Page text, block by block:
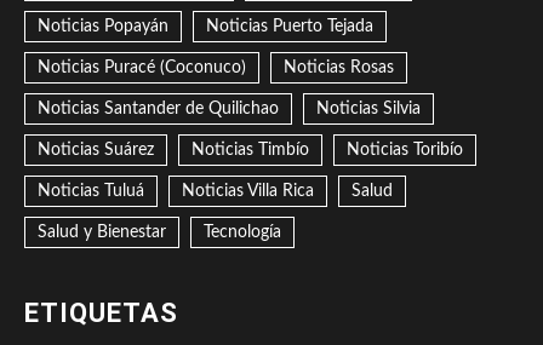
Noticias Popayán Noticias Puerto Tejada
Noticias Puracé (Coconuco) Noticias Rosas
Noticias Santander de Quilichao Noticias Silvia
Noticias Suárez Noticias Timbío Noticias Toribío
Noticias Tuluá Noticias Villa Rica Salud
Salud y Bienestar Tecnología
ETIQUETAS